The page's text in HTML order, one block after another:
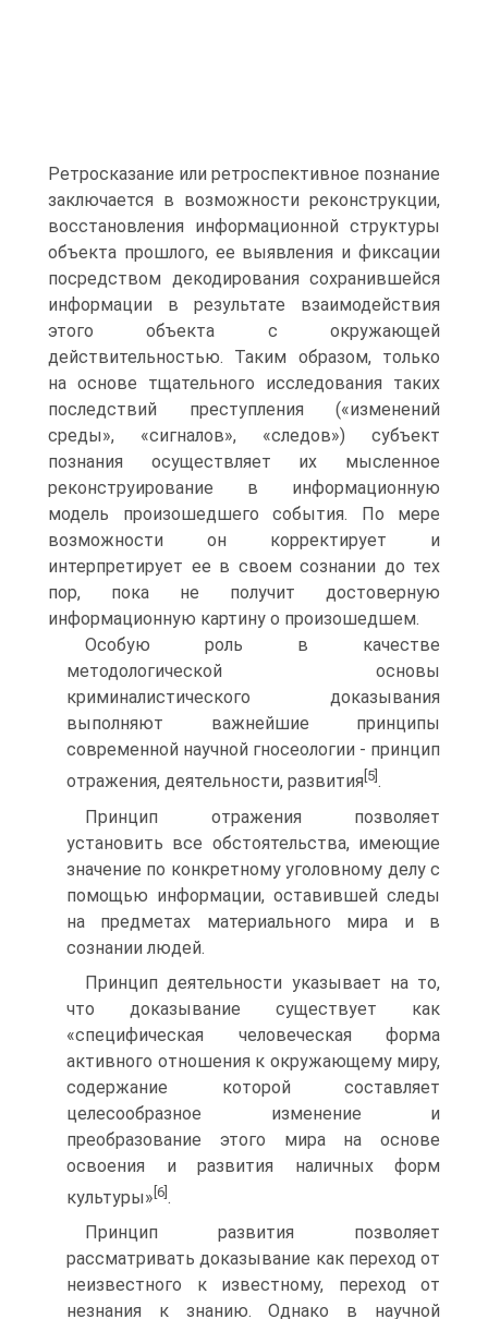
Ретросказание или ретроспективное познание
заключается в возможности реконструкции,
восстановления информационной структуры
объекта прошлого, ее выявления и фиксации
посредством декодирования сохранившейся
информации в результате взаимодействия
этого объекта с окружающей
действительностью. Таким образом, только
на основе тщательного исследования таких
последствий преступления («изменений
среды», «сигналов», «следов») субъект
познания осуществляет их мысленное
реконструирование в информационную
модель произошедшего события. По мере
возможности он корректирует и
интерпретирует ее в своем сознании до тех
пор, пока не получит достоверную
информационную картину о произошедшем.
Особую роль в качестве
методологической основы
криминалистического доказывания
выполняют важнейшие принципы
современной научной гносеологии - принцип
отражения, деятельности, развития [5] .
Принцип отражения позволяет
установить все обстоятельства, имеющие
значение по конкретному уголовному делу с
помощью информации, оставившей следы
на предметах материального мира и в
сознании людей.
Принцип деятельности указывает на то,
что доказывание существует как
«специфическая человеческая форма
активного отношения к окружающему миру,
содержание которой составляет
целесообразное изменение и
преобразование этого мира на основе
освоения и развития наличных форм
культуры» [6].
Принцип развития позволяет
рассматривать доказывание как переход от
неизвестного к известному, переход от
незнания к знанию. Однако в научной